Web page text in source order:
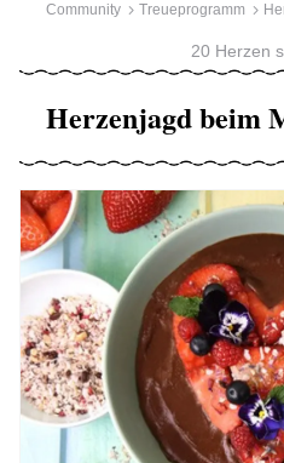
Community Treueprogramm
20 Herzen
Herzenjagd beim